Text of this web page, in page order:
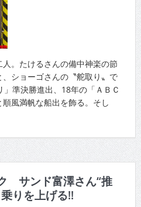
。たけるさんの備中神楽の節
ショーゴさんの〝舵取り〟で
準決勝進出、18年の「ＡＢＣ
風満帆な船出を飾る。そし
サンド富澤さん“推
りを上げる!!